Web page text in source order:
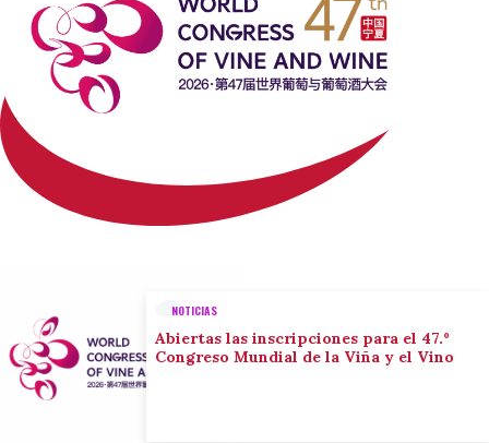
NOTICIAS
Abiertas las inscripciones para el 47.º
Congreso Mundial de la Viña y el Vino